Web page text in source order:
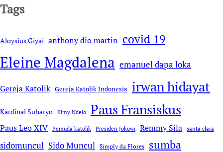
Tags
Aloysius Giyai anthony dio martin covid 19
Eleine Magdalena emanuel dapa loka
Gereja Katolik Gereja Katolik Indonesia irwan hidayat
Kardinal Suharyo Kimy Ndelo Paus Fransiskus
Paus Leo XIV Pemuda katolik Presiden Jokowi Remmy Sila santa clara
sidomuncul Sido Muncul Simply da Flores sumba